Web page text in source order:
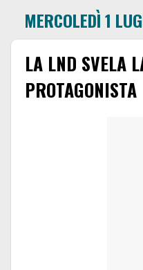
MERCOLEDÌ 1
LA LND SVELA
PROTAGONISTA